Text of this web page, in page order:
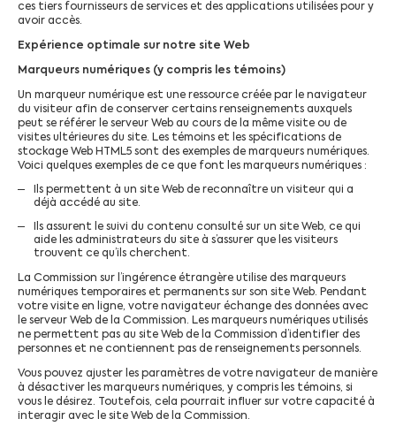
ces tiers fournisseurs de services et des applications utilisées pour y
avoir accès.
Expérience optimale sur notre site Web
Marqueurs numériques (y compris les témoins)
Un marqueur numérique est une ressource créée par le navigateur
du visiteur afin de conserver certains renseignements auxquels
peut se référer le serveur Web au cours de la même visite ou de
visites ultérieures du site. Les témoins et les spécifications de
stockage Web HTML5 sont des exemples de marqueurs numériques.
Voici quelques exemples de ce que font les marqueurs numériques :
Ils permettent à un site Web de reconnaître un visiteur qui a
déjà accédé au site.
Ils assurent le suivi du contenu consulté sur un site Web, ce qui
aide les administrateurs du site à s’assurer que les visiteurs
trouvent ce qu’ils cherchent.
La Commission sur l’ingérence étrangère utilise des marqueurs
numériques temporaires et permanents sur son site Web. Pendant
votre visite en ligne, votre navigateur échange des données avec
le serveur Web de la Commission. Les marqueurs numériques utilisés
ne permettent pas au site Web de la Commission d’identifier des
personnes et ne contiennent pas de renseignements personnels.
Vous pouvez ajuster les paramètres de votre navigateur de manière
à désactiver les marqueurs numériques, y compris les témoins, si
vous le désirez. Toutefois, cela pourrait influer sur votre capacité à
interagir avec le site Web de la Commission.